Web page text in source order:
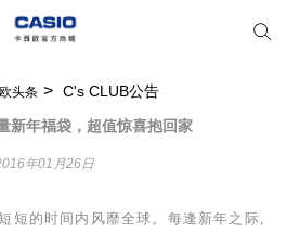
头条 C's CLUB公告
新年福袋，超值惊喜抱回家
年01月26日
短的时间内风靡全球。每逢新年之际,